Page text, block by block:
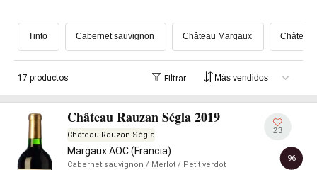
gran finura y carácter aromático.
Tinto Cabernet sauvignon Château Margaux Château
17 productos Filtrar
Château Rauzan Ségla 2019
Château Rauzan Ségla
Margaux AOC (Francia)
Cabernet sauvignon / Merlot / Petit verdot
23
96